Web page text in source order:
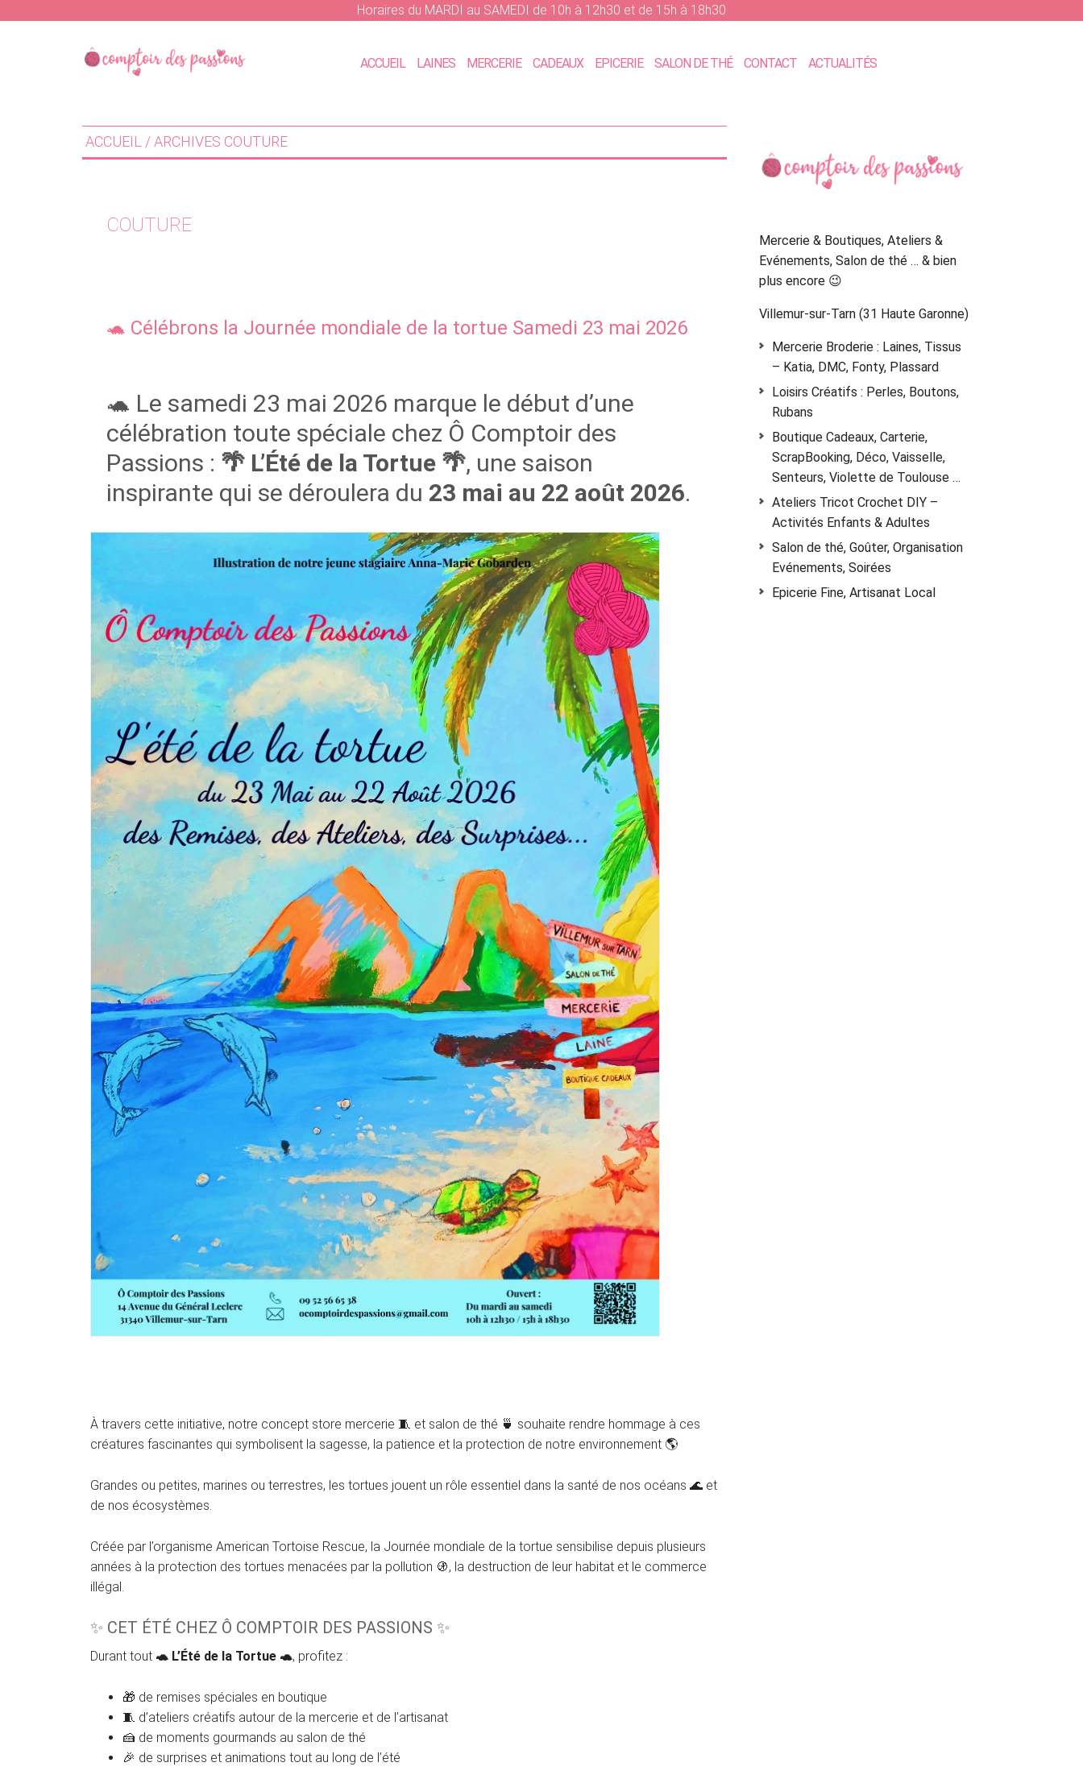
Horaires du MARDI au SAMEDI de 10h à 12h30 et de 15h à 18h30
to
to
ACCUEIL LAINES MERCERIE CADEAUX EPICERIE SALON DE THÉ CONTACT ACTUALITÉS
ACCUEIL / ARCHIVES COUTURE
COUTURE
🐢 Célébrons la Journée mondiale de la tortue Samedi 23 mai 2026
🐢 Le samedi 23 mai 2026 marque le début d’une
célébration toute spéciale chez Ô Comptoir des
Passions : 🌴 L’Été de la Tortue 🌴, une saison
inspirante qui se déroulera du 23 mai au 22 août 2026.
À travers cette initiative, notre concept store mercerie 🧵 et salon de thé 🍵 souhaite rendre hommage à ces
créatures fascinantes qui symbolisent la sagesse, la patience et la protection de notre environnement 🌎
Grandes ou petites, marines ou terrestres, les tortues jouent un rôle essentiel dans la santé de nos océans 🌊 et
de nos écosystèmes.
Créée par l’organisme American Tortoise Rescue, la Journée mondiale de la tortue sensibilise depuis plusieurs
années à la protection des tortues menacées par la pollution 🚯, la destruction de leur habitat et le commerce
illégal.
✨ CET ÉTÉ CHEZ Ô COMPTOIR DES PASSIONS ✨
Durant tout 🐢 L’Été de la Tortue 🐢, profitez :
🎁 de remises spéciales en boutique
🧵 d’ateliers créatifs autour de la mercerie et de l’artisanat
🍰 de moments gourmands au salon de thé
🎉 de surprises et animations tout au long de l’été
Primary
Sidebar
Mercerie & Boutiques, Ateliers &
Evénements, Salon de thé … & bien
plus encore 😉
Villemur-sur-Tarn (31 Haute Garonne)
Mercerie Broderie : Laines, Tissus
– Katia, DMC, Fonty, Plassard
Loisirs Créatifs : Perles, Boutons,
Rubans
Boutique Cadeaux, Carterie,
ScrapBooking, Déco, Vaisselle,
Senteurs, Violette de Toulouse …
Ateliers Tricot Crochet DIY –
Activités Enfants & Adultes
Salon de thé, Goûter, Organisation
Evénements, Soirées
Epicerie Fine, Artisanat Local